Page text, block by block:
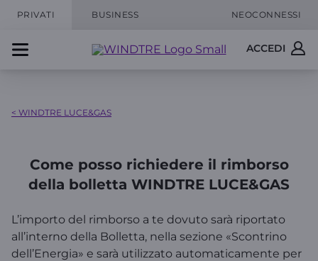
PRIVATI BUSINESS NEOCONNESSI
ACCEDI
< WINDTRE LUCE&GAS
Come posso richiedere il rimborso
della bolletta WINDTRE LUCE&GAS
L’importo del rimborso a te dovuto sarà riportato
all’interno della Bolletta, nella sezione «Scontrino
dell’Energia» e sarà utilizzato automaticamente per